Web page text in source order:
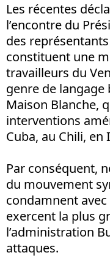
Les récentes
l’encontre du
des
constituent une
travailleurs du
genre de langage
Maison Blanche,
interventions
Cuba, au Chili,
Par conséquent,
du mouvement
condamnent
exercent la plus
l’administration
attaques.